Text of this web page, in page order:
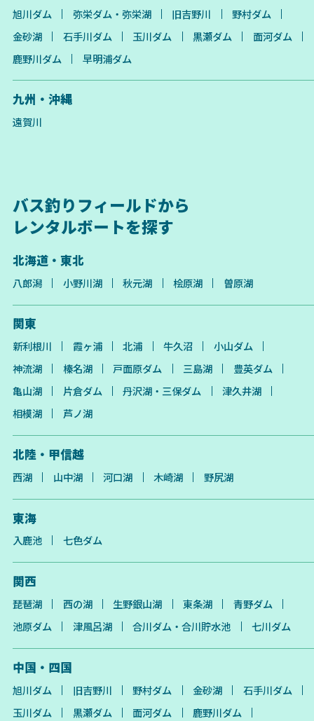
旭川ダム 弥栄ダム・弥栄湖 旧吉野川
野村ダム
金砂湖
石手川ダム 玉川ダム 黒瀬ダム
面河ダム
鹿野川ダム
早明浦ダム
九州・沖縄
遠賀川
バス釣りフィールドから
レンタルボートを探す
北海道・東北
八郎潟 小野川湖 秋元湖 桧原湖 曽原湖
関東
新利根川 霞ヶ浦 北浦 牛久沼
小山ダム
神流湖
榛名湖 戸面原ダム 三島湖
豊英ダム
亀山湖
片倉ダム 丹沢湖・三保ダム
津久井湖
相模湖
芦ノ湖
北陸・甲信越
西湖 山中湖 河口湖 木崎湖 野尻湖
東海
入鹿池 七色ダム
関西
琵琶湖 西の湖 生野銀山湖 東条湖
青野ダム
池原ダム
津風呂湖 合川ダム・合川貯水池 七川ダム
中国・四国
旭川ダム 旧吉野川 野村ダム 金砂湖
石手川ダム
玉川ダム
黒瀬ダム 面河ダム
鹿野川ダム